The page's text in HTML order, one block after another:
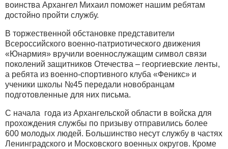
воинства Архангел Михаил поможет нашим ребятам
достойно пройти службу.
В торжественной обстановке представители
Всероссийского военно-патриотического движения
«Юнармия» вручили военнослужащим символ связи
поколений защитников Отечества – георгиевские ленты,
а ребята из военно-спортивного клуба «Феникс» и
ученики школы №45 передали новобранцам
подготовленные для них письма.
С начала года из Архангельской области в войска для
прохождения службы по призыву отправились более
600 молодых людей. Большинство несут службу в частях
Ленинградского и Московского военных округов. Кроме